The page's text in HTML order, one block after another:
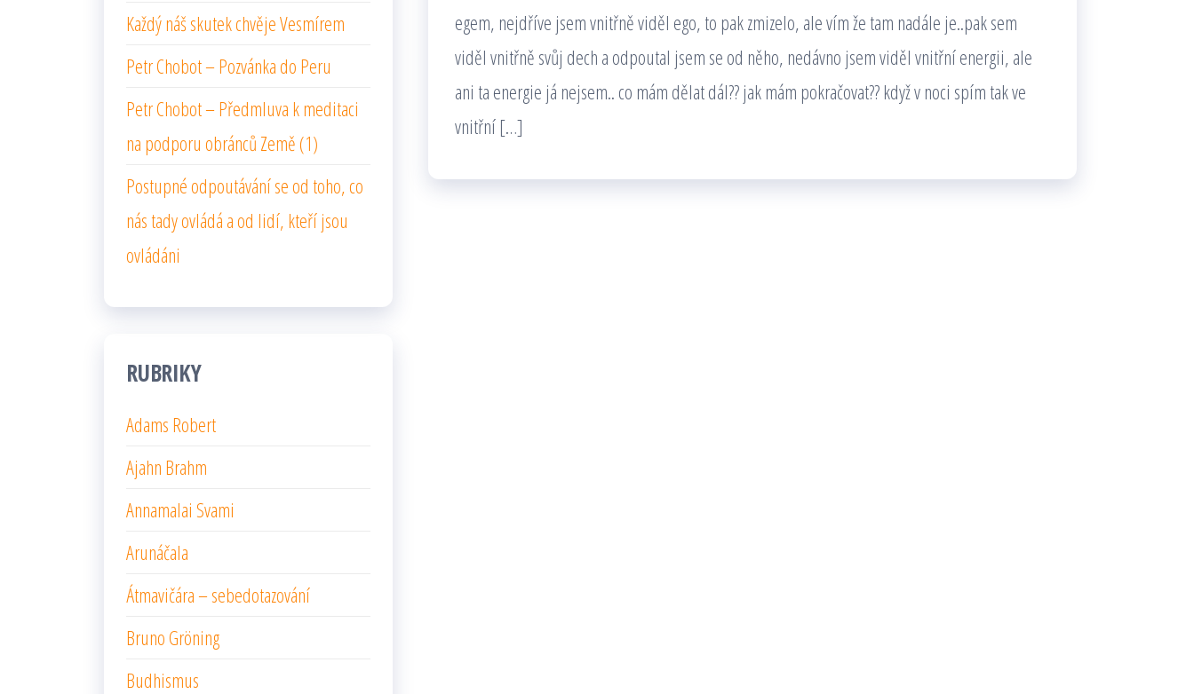
egem, nejdříve jsem vnitřně viděl ego, to pak zmizelo, ale vím že tam nadále je..pak sem
viděl vnitřně svůj dech a odpoutal jsem se od něho, nedávno jsem viděl vnitřní energii, ale
ani ta energie já nejsem.. co mám dělat dál?? jak mám pokračovat?? když v noci spím tak ve
vnitřní […]
Každý náš skutek chvěje Vesmírem
Petr Chobot – Pozvánka do Peru
Petr Chobot – Předmluva k meditaci
na podporu obránců Země (1)
Postupné odpoutávání se od toho, co
nás tady ovládá a od lidí, kteří jsou
ovládáni
RUBRIKY
Adams Robert
Ajahn Brahm
Annamalai Svami
Arunáčala
Átmavičára – sebedotazování
Bruno Gröning
Budhismus